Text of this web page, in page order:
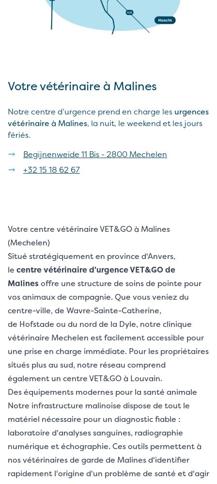
Votre vétérinaire à Malines
Notre centre d’urgence prend en charge les urgences
vétérinaire à Malines, la nuit, le weekend et les jours
fériés.
Begijnenweide 11 Bis - 2800 Mechelen
+32 15 18 62 67
Votre centre vétérinaire VET&GO à Malines
(Mechelen)
Situé stratégiquement en province d'Anvers,
le centre vétérinaire d'urgence VET&GO de
Malinesoffre une structure de soins de pointe pour
vos animaux de compagnie. Que vous veniez du
centre-ville, de Wavre-Sainte-Catherine,
de Hofstade ou du nord de la Dyle, notre clinique
vétérinaire Mechelen est facilement accessible pour
une prise en charge immédiate. Pour les propriétaires
situés plus au sud, notre réseau comprend
également un centre VET&GO à Louvain.
Des équipements modernes pour la santé animale
Notre infrastructure malinoise dispose de tout le
matériel nécessaire pour un diagnostic fiable :
laboratoire d'analyses sanguines, radiographie
numérique et échographie. Ces outils permettent à
nos vétérinaires de garde de Malinesd'identifier
rapidement l'origine d'un problème de santé et d'agir